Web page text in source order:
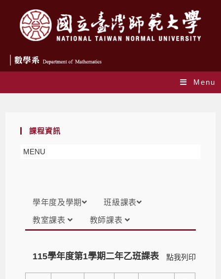
Menu
課程資訊
MENU
學年度及學期 班級課表
教室課表 教師課表
點我列印
115學年度第1學期二年乙班課表